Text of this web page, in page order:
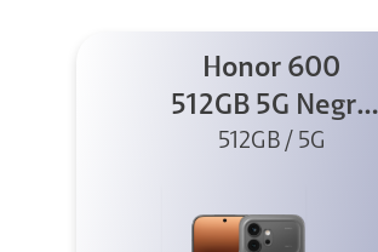
Honor 600
512GB 5G Negro
+ Clip 2
512GB / 5G